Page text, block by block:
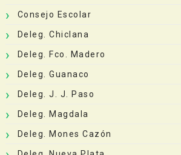
Consejo Escolar
Deleg. Chiclana
Deleg. Fco. Madero
Deleg. Guanaco
Deleg. J. J. Paso
Deleg. Magdala
Deleg. Mones Cazón